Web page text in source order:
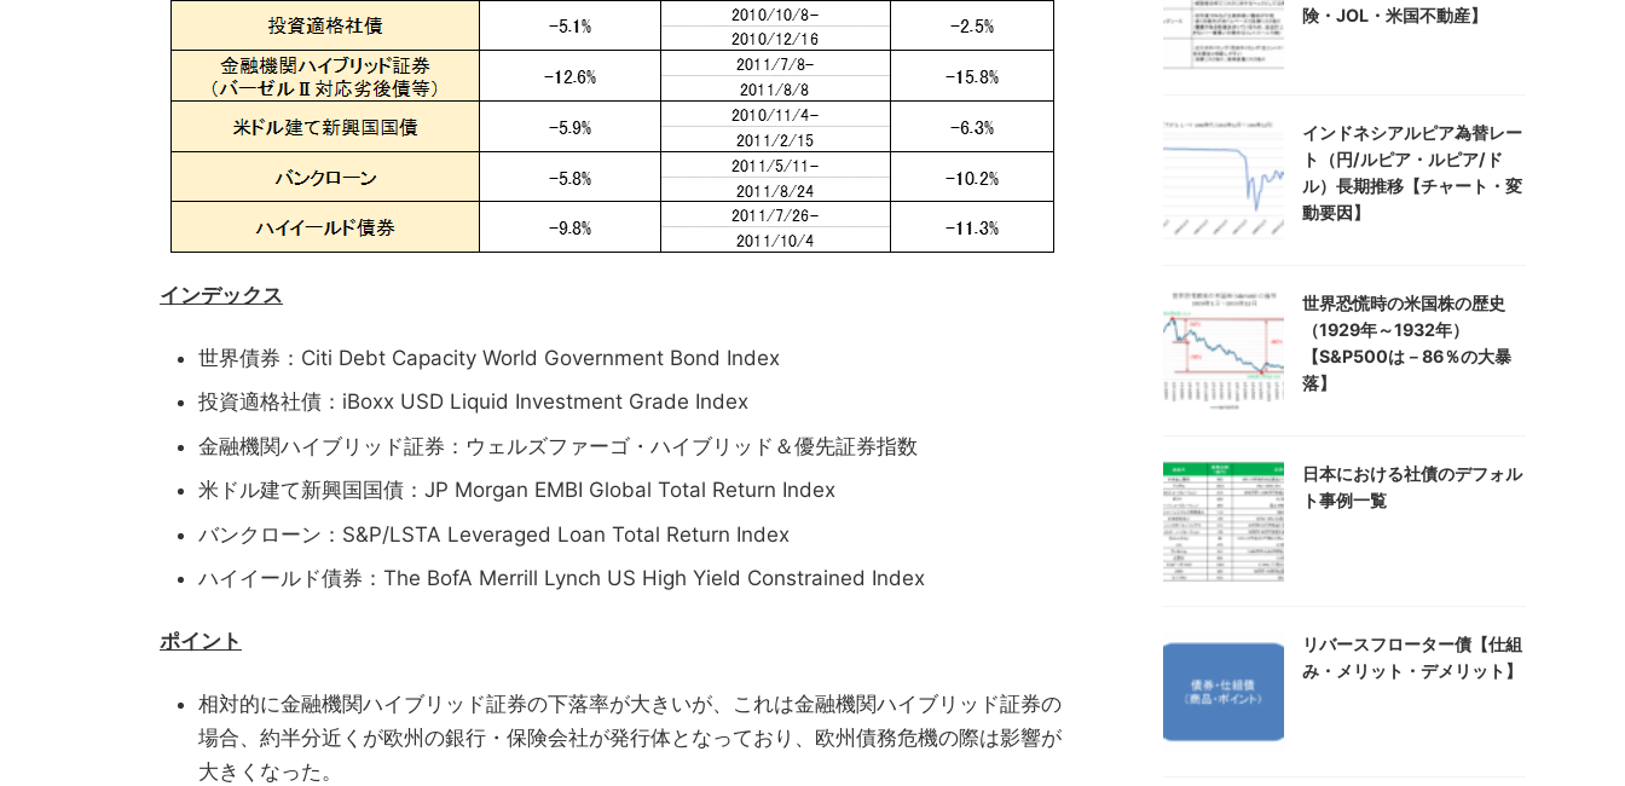
インデックス
世界債券：Citi Debt Capacity World Government Bond Index
投資適格社債：iBoxx USD Liquid Investment Grade Index
金融機関ハイブリッド証券：ウェルズファーゴ・ハイブリッド＆優先証券指数
米ドル建て新興国国債：JP Morgan EMBI Global Total Return Index
バンクローン：S&P/LSTA Leveraged Loan Total Return Index
ハイイールド債券：The BofA Merrill Lynch US High Yield Constrained Index
ポイント
相対的に金融機関ハイブリッド証券の下落率が大きいが、これは金融機関ハイブリッド証券の
場合、約半分近くが欧州の銀行・保険会社が発行体となっており、欧州債務危機の際は影響が
大きくなった。
険・JOL・米国不動産】
インドネシアルピア為替レー
ト（円/ルピア・ルピア/ド
ル）長期推移【チャート・変
動要因】
世界恐慌時の米国株の歴史
（1929年～1932年）
【S&P500は－86％の大暴
落】
日本における社債のデフォル
ト事例一覧
リバースフローター債【仕組
み・メリット・デメリット】